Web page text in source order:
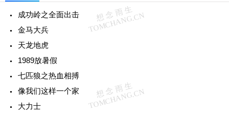
成功岭之全面出击
金马大兵
天龙地虎
1989放暑假
七匹狼之热血相搏
像我们这样一个家
大力士